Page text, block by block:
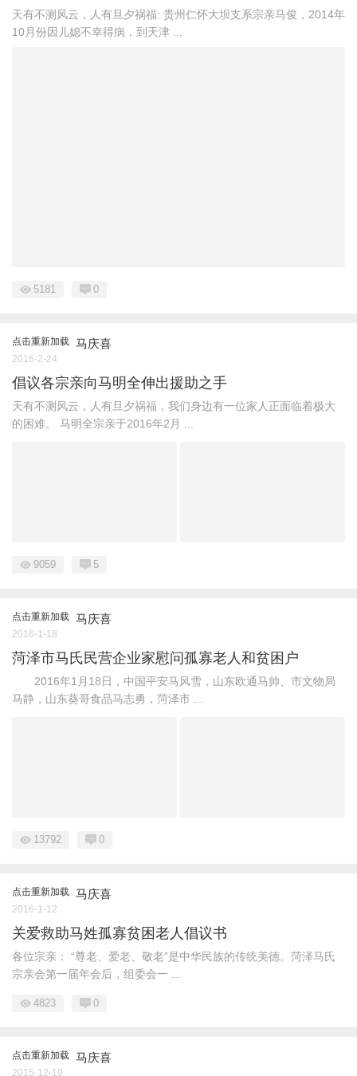
天有不测风云，人有旦夕祸福: 贵州仁怀大坝支系宗亲马俊，2014年
10月份因儿媳不幸得病，到天津 ...
5181 0
点击重新加载 马庆喜
2016-2-24
倡议各宗亲向马明全伸出援助之手
天有不测风云，人有旦夕祸福，我们身边有一位家人正面临着极大
的困难。 马明全宗亲于2016年2月 ...
9059 5
点击重新加载 马庆喜
2016-1-18
菏泽市马氏民营企业家慰问孤寡老人和贫困户
2016年1月18日，中国平安马风雪，山东欧通马帅、市文物局
马静，山东葵哥食品马志勇，菏泽市 ...
13792 0
点击重新加载 马庆喜
2016-1-12
关爱救助马姓孤寡贫困老人倡议书
各位宗亲： “尊老、爱老、敬老”是中华民族的传统美德。菏泽马氏
宗亲会第一届年会后，组委会一 ...
4823 0
点击重新加载 马庆喜
2015-12-19